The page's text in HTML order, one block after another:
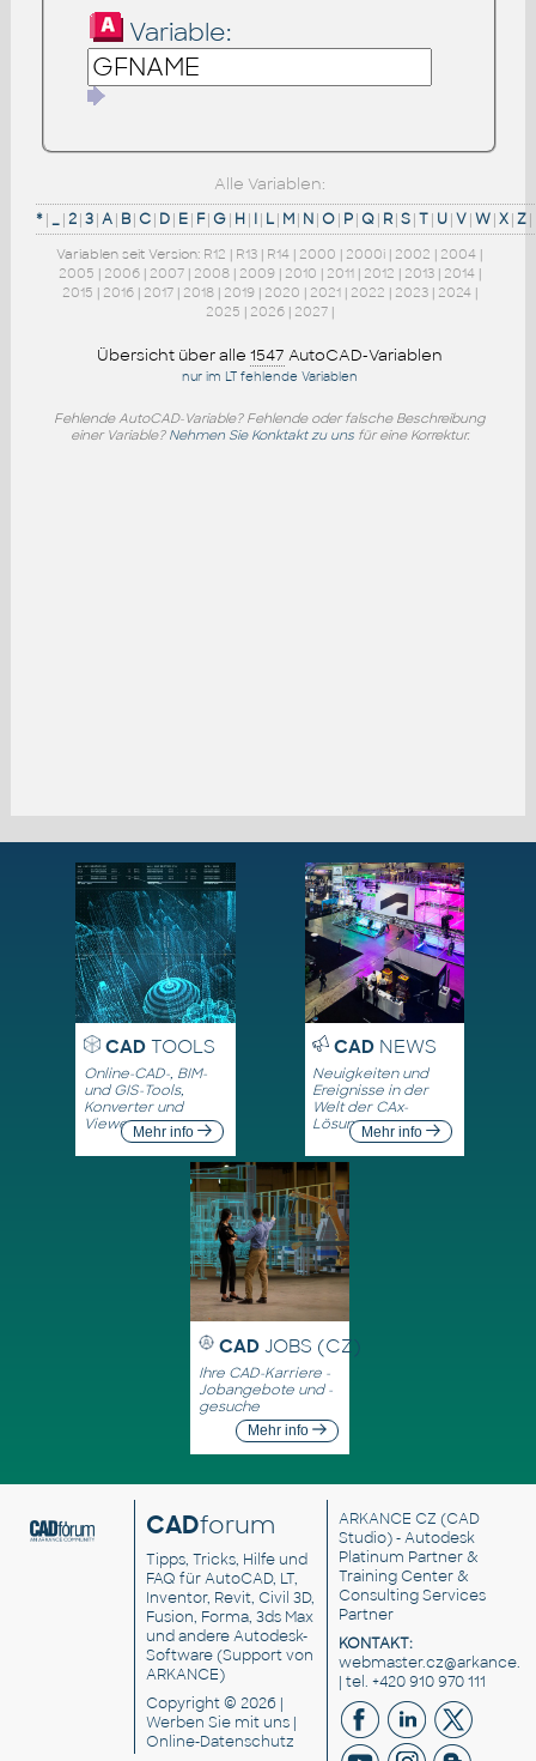
Variable:
Alle Variablen:
*| _|2|3|A| B|C| D| E| F|G| H | I| L| M| N|O| P|Q| R|S|T| U|V|W|X|Z|
Variablen seit Version: R12 | R13 | R14 | 2000 | 2000i | 2002 | 2004 |
2005 | 2006| 2007| 2008| 2009| 2010 | 2011| 2012 | 2013| 2014|
2015 | 2016| 2017| 2018| 2019| 2020 | 2021| 2022 | 2023| 2024|
2025 | 2026| 2027|
Übersicht über alle 1547 AutoCAD-Variablen
nur im LT fehlende Variablen
Fehlende AutoCAD-Variable? Fehlende oder falsche Beschreibung
einer Variable? Nehmen Sie Konktakt zu unsfür eine Korrektur.
CADTOOLS
Online-CAD-, BIM-
und GIS-Tools,
Konverter und
ViewerMehr info
CADNEWS
Neuigkeiten und
Ereignisse in der
Welt der CAx-
LösungenMehr info
CAD JOBS (CZ)
Ihre CAD-Karriere -
Jobangebote und -
gesuche
Mehr info
CADforum
Tipps, Tricks, Hilfe und
FAQ für AutoCAD, LT,
Inventor, Revit, Civil 3D,
Fusion, Forma, 3ds Max
und andere Autodesk-
Software (Support von
ARKANCE)
Copyright © 2026 |
Werben Siemit uns |
Online-Datenschutz
ARKANCE CZ (CAD
Studio) - Autodesk
Platinum Partner &
Training Center &
Consulting Services
Partner
KONTAKT:
| tel. +420 910 970 111